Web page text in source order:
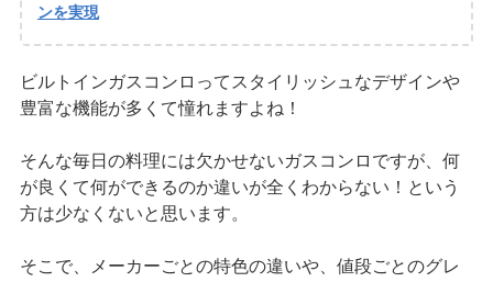
ンを実現
ビルトインガスコンロってスタイリッシュなデザインや
豊富な機能が多くて憧れますよね！
そんな毎日の料理には欠かせないガスコンロですが、何
が良くて何ができるのか違いが全くわからない！という
方は少なくないと思います。
そこで、メーカーごとの特色の違いや、値段ごとのグレ